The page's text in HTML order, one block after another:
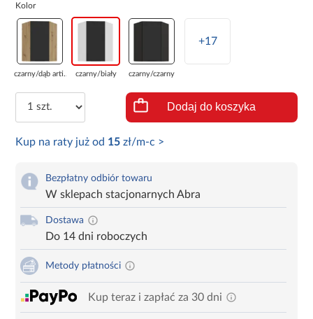
Kolor
czarny/dąb arti... czarny/biały czarny/czarny
+17
Dodaj do koszyka
Kup na raty już od 15 zł/m-c >
Bezpłatny odbiór towaru
W sklepach stacjonarnych Abra
Dostawa
Do 14 dni roboczych
Metody płatności
Kup teraz i zapłać za 30 dni